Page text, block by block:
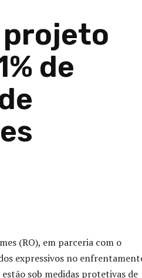
projeto
de
(RO), em parceria com o
expressivos no
sob medidas protetivas de